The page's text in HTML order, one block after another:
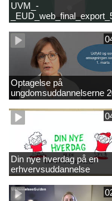
UVM_-
Optagelse på
ungdomsuddannelserne
Din nye hverdag på en
erhvervsuddannelse